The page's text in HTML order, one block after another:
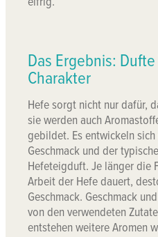
Das Ergebnis:
Charakter
Hefe sorgt nicht nur dafür,
sie werden auch
gebildet. Es entwickeln
Geschmack und der
Hefeteigduft. Je länger die
Arbeit der Hefe dauert,
Geschmack. Geschmack
von den verwendeten
entstehen weitere Aromen